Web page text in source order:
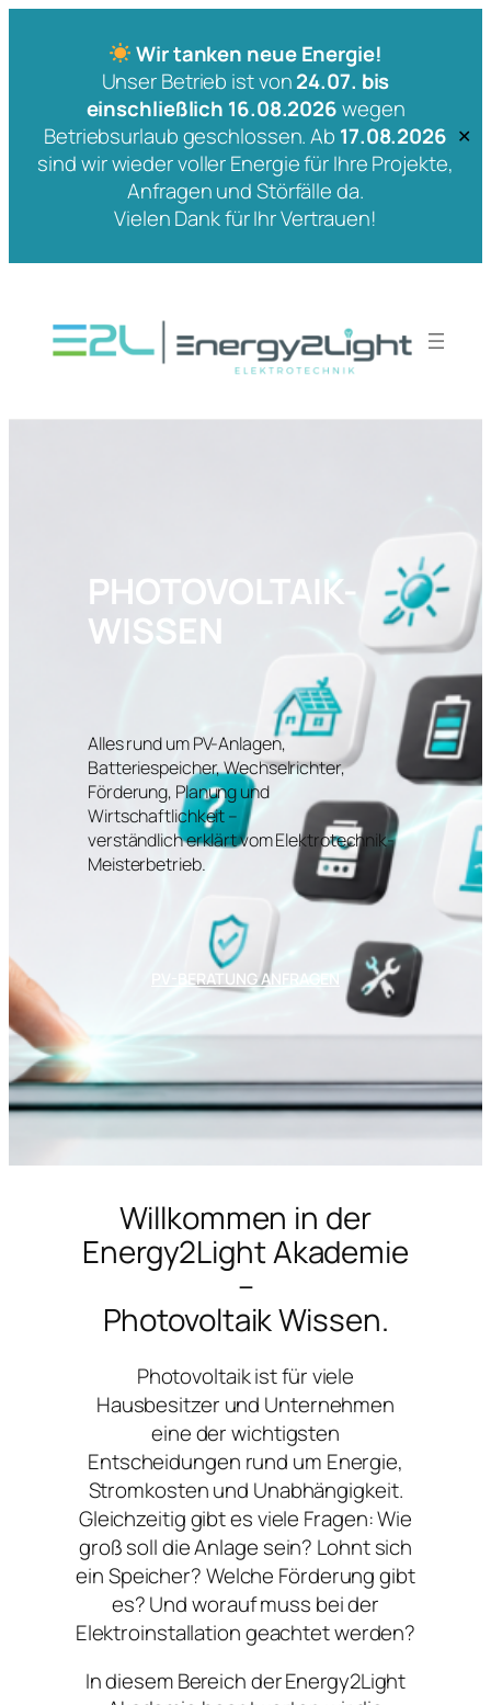
Wir tanken neue Energie!
Unser Betrieb ist von24.07. bis
einschließlich 16.08.2026wegen
Betriebsurlaub geschlossen. Ab 17.08.2026
sind wir wieder voller Energie für Ihre Projekte,
Anfragen und Störfälle da.
Vielen Dank für Ihr Vertrauen!
✕
springen
PHOTOVOLTAIK-
WISSEN
Alles rund um PV-Anlagen,
Batteriespeicher, Wechselrichter,
Förderung, Planung und
Wirtschaftlichkeit –
verständlich erklärt vom Elektrotechnik-
Meisterbetrieb.
PV-BERATUNG ANFRAGEN
Willkommen in der
Energy2Light Akademie
–
Photovoltaik Wissen.
Photovoltaik ist für viele
Hausbesitzer und Unternehmen
eine der wichtigsten
Entscheidungen rund um Energie,
Stromkosten und Unabhängigkeit.
Gleichzeitig gibt es viele Fragen: Wie
groß soll die Anlage sein? Lohnt sich
ein Speicher? Welche Förderung gibt
es? Und worauf muss bei der
Elektroinstallation geachtet werden?
In diesem Bereich der Energy2Light